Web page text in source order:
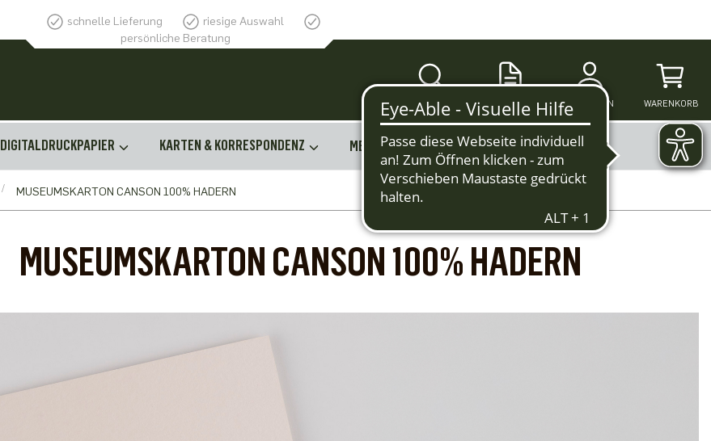
schnelle Lieferung
riesige Auswahl
persönliche Beratung
SUCHE MERKZETTEL ANMELDEN WARENKORB
DIGITALDRUCKPAPIER KARTEN & KORRESPONDENZ MEHR
MUSEUMSKARTON CANSON 100% HADERN
MUSEUMSKARTON CANSON 100% HADERN